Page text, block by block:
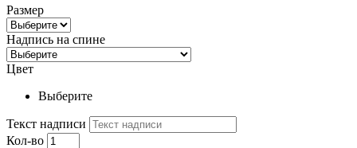
Размер
Надпись на спине
Цвет
Выберите
Текст надписи
Кол-во